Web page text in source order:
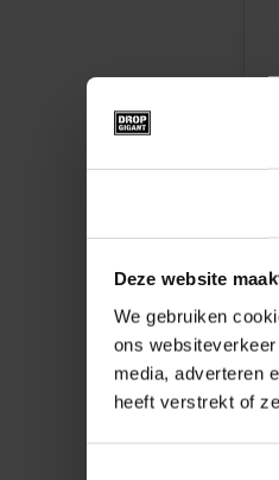
Deze website
We gebruiken
ons
media, adverteren
heeft verstrekt of